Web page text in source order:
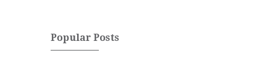
Popular Posts